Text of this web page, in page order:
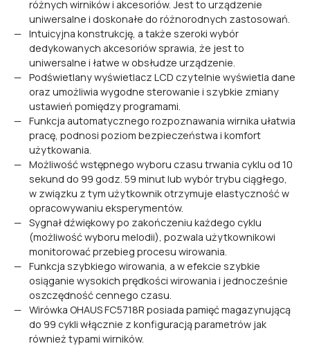
różnych wirników i akcesoriów. Jest to urządzenie
uniwersalne i doskonałe do różnorodnych zastosowań.
Intuicyjna konstrukcję, a także szeroki wybór
dedykowanych akcesoriów sprawia, że jest to
uniwersalne i łatwe w obsłudze urządzenie.
Podświetlany wyświetlacz LCD czytelnie wyświetla dane
oraz umożliwia wygodne sterowanie i szybkie zmiany
ustawień pomiędzy programami.
Funkcja automatycznego rozpoznawania wirnika ułatwia
pracę, podnosi poziom bezpieczeństwa i komfort
użytkowania.
Możliwość wstępnego wyboru czasu trwania cyklu od 10
sekund do 99 godz. 59 minut lub wybór trybu ciągłego,
w związku z tym użytkownik otrzymuje elastyczność w
opracowywaniu eksperymentów.
Sygnał dźwiękowy po zakończeniu każdego cyklu
(możliwość wyboru melodii), pozwala użytkownikowi
monitorować przebieg procesu wirowania.
Funkcja szybkiego wirowania, a w efekcie szybkie
osiąganie wysokich prędkości wirowania i jednocześnie
oszczędność cennego czasu.
Wirówka OHAUS FC5718R posiada pamięć magazynującą
do 99 cykli włącznie z konfiguracją parametrów jak
również typami wirników.